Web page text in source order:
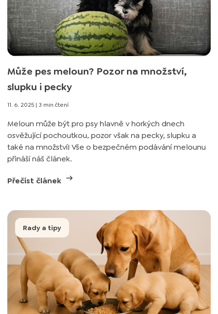
Může pes meloun? Pozor na množství,
slupku i pecky
11. 6. 2025 | 3 min čtení
Meloun může být pro psy hlavně v horkých dnech
osvěžující pochoutkou, pozor však na pecky, slupku a
také na množství! Vše o bezpečném podávání melounu
přináší náš článek.
Přečíst článek
Rady a tipy